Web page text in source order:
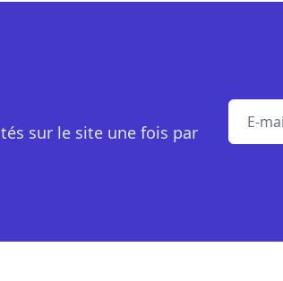
sur le site une fois par
E-mail